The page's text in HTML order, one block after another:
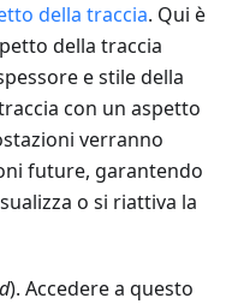
della traccia. Qui è
della traccia
e stile della
con un aspetto
verranno
future, garantendo
o si riattiva la
). Accedere a questo